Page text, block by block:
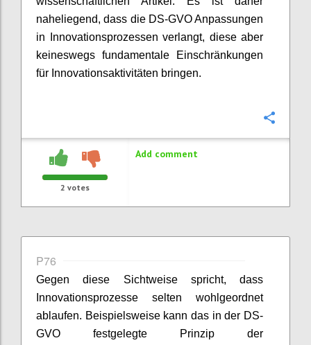
naheliegend, dass die DS-GVO Anpassungen
in Innovationsprozessen verlangt, diese aber
keineswegs fundamentale Einschränkungen
für Innovationsaktivitäten bringen.
2 votes
Add comment
P76
Gegen diese Sichtweise spricht, dass
Innovationsprozesse selten wohlgeordnet
ablaufen. Beispielsweise kann das in der DS-
GVO festgelegte Prinzip der